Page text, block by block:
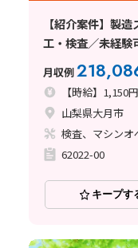
【紹介案件】製
工・検査／未経験
月収例
【時給】1,150
山梨県大月市
検査、マシンオ
62022-00
キープす